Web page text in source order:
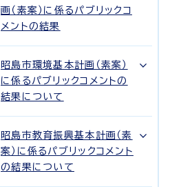
画（素案）に係るパブリックコ
メントの結果
昭島市環境基本計画（素案）
に係るパブリックコメントの
結果について
昭島市教育振興基本計画（素
案）に係るパブリックコメント
の結果について